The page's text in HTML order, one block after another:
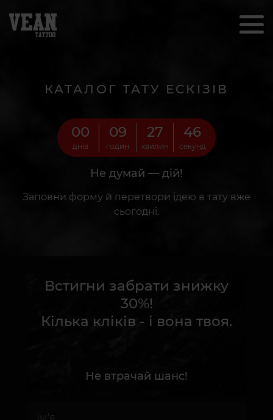
КАТАЛОГ ТАТУ ЕСКІЗІВ
00
днів
09
годин
27
хвилин
44
секунд
Не думай — дій!
Заповни форму й перетвори ідею в тату вже
сьогодні.
Встигни забрати знижку
30%!
Кілька кліків - і вона твоя.
Не втрачай шанс!